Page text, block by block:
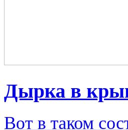
Дырка в
Вот в таком